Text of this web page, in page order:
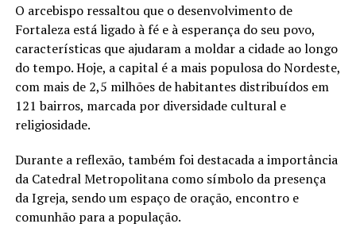
O arcebispo ressaltou que o desenvolvimento de
Fortaleza está ligado à fé e à esperança do seu povo,
características que ajudaram a moldar a cidade ao longo
do tempo. Hoje, a capital é a mais populosa do Nordeste,
com mais de 2,5 milhões de habitantes distribuídos em
121 bairros, marcada por diversidade cultural e
religiosidade.
Durante a reflexão, também foi destacada a importância
da Catedral Metropolitana como símbolo da presença
da Igreja, sendo um espaço de oração, encontro e
comunhão para a população.